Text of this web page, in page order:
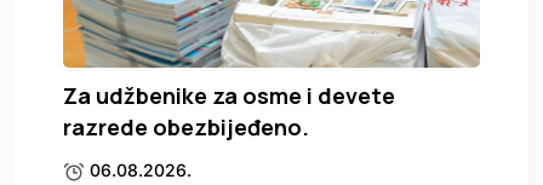
Za udžbenike za osme i devete
razrede obezbijeđeno.
06.08.2026.